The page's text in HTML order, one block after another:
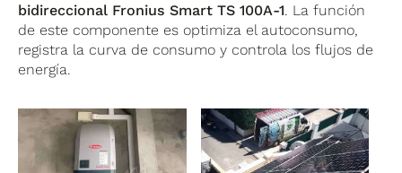
bidireccional Fronius Smart TS 100A-1. La función
de este componente es optimiza el autoconsumo,
registra la curva de consumo y controla los flujos de
energía.